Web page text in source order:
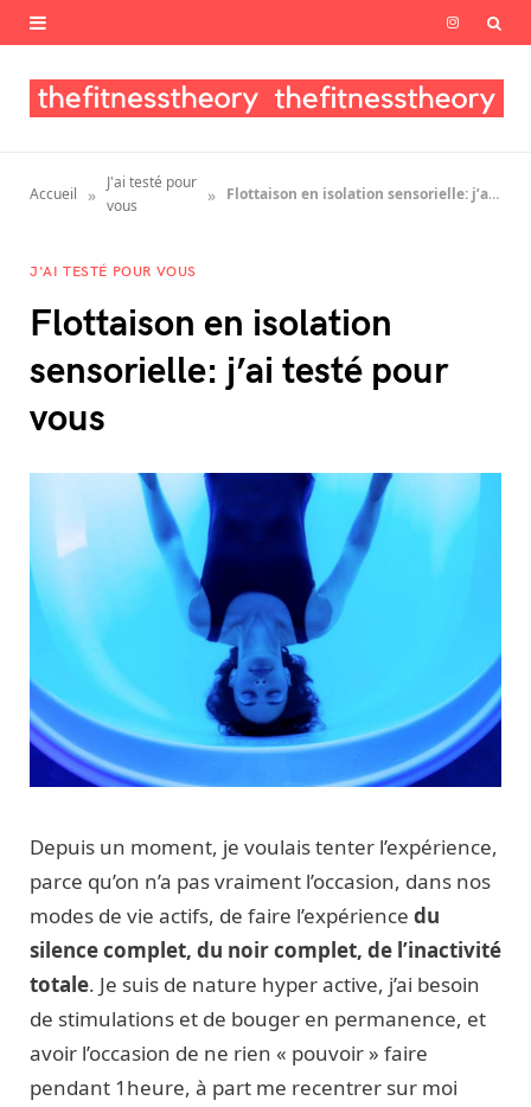
I
s
a
Accueil »
J'ai testé pour
vous
» Flottaison en isolation sensorielle: j’ai testé pour vous
J'AI TESTÉ POUR VOUS
Flottaison en isolation
sensorielle: j’ai testé pour
vous
Depuis un moment, je voulais tenter l’expérience,
parce qu’on n’a pas vraiment l’occasion, dans nos
modes de vie actifs, de faire l’expérience du
silence complet, du noir complet, de l’inactivité
totale. Je suis de nature hyper active, j’ai besoin
de stimulations et de bouger en permanence, et
avoir l’occasion de ne rien « pouvoir » faire
pendant 1heure, à part me recentrer sur moi